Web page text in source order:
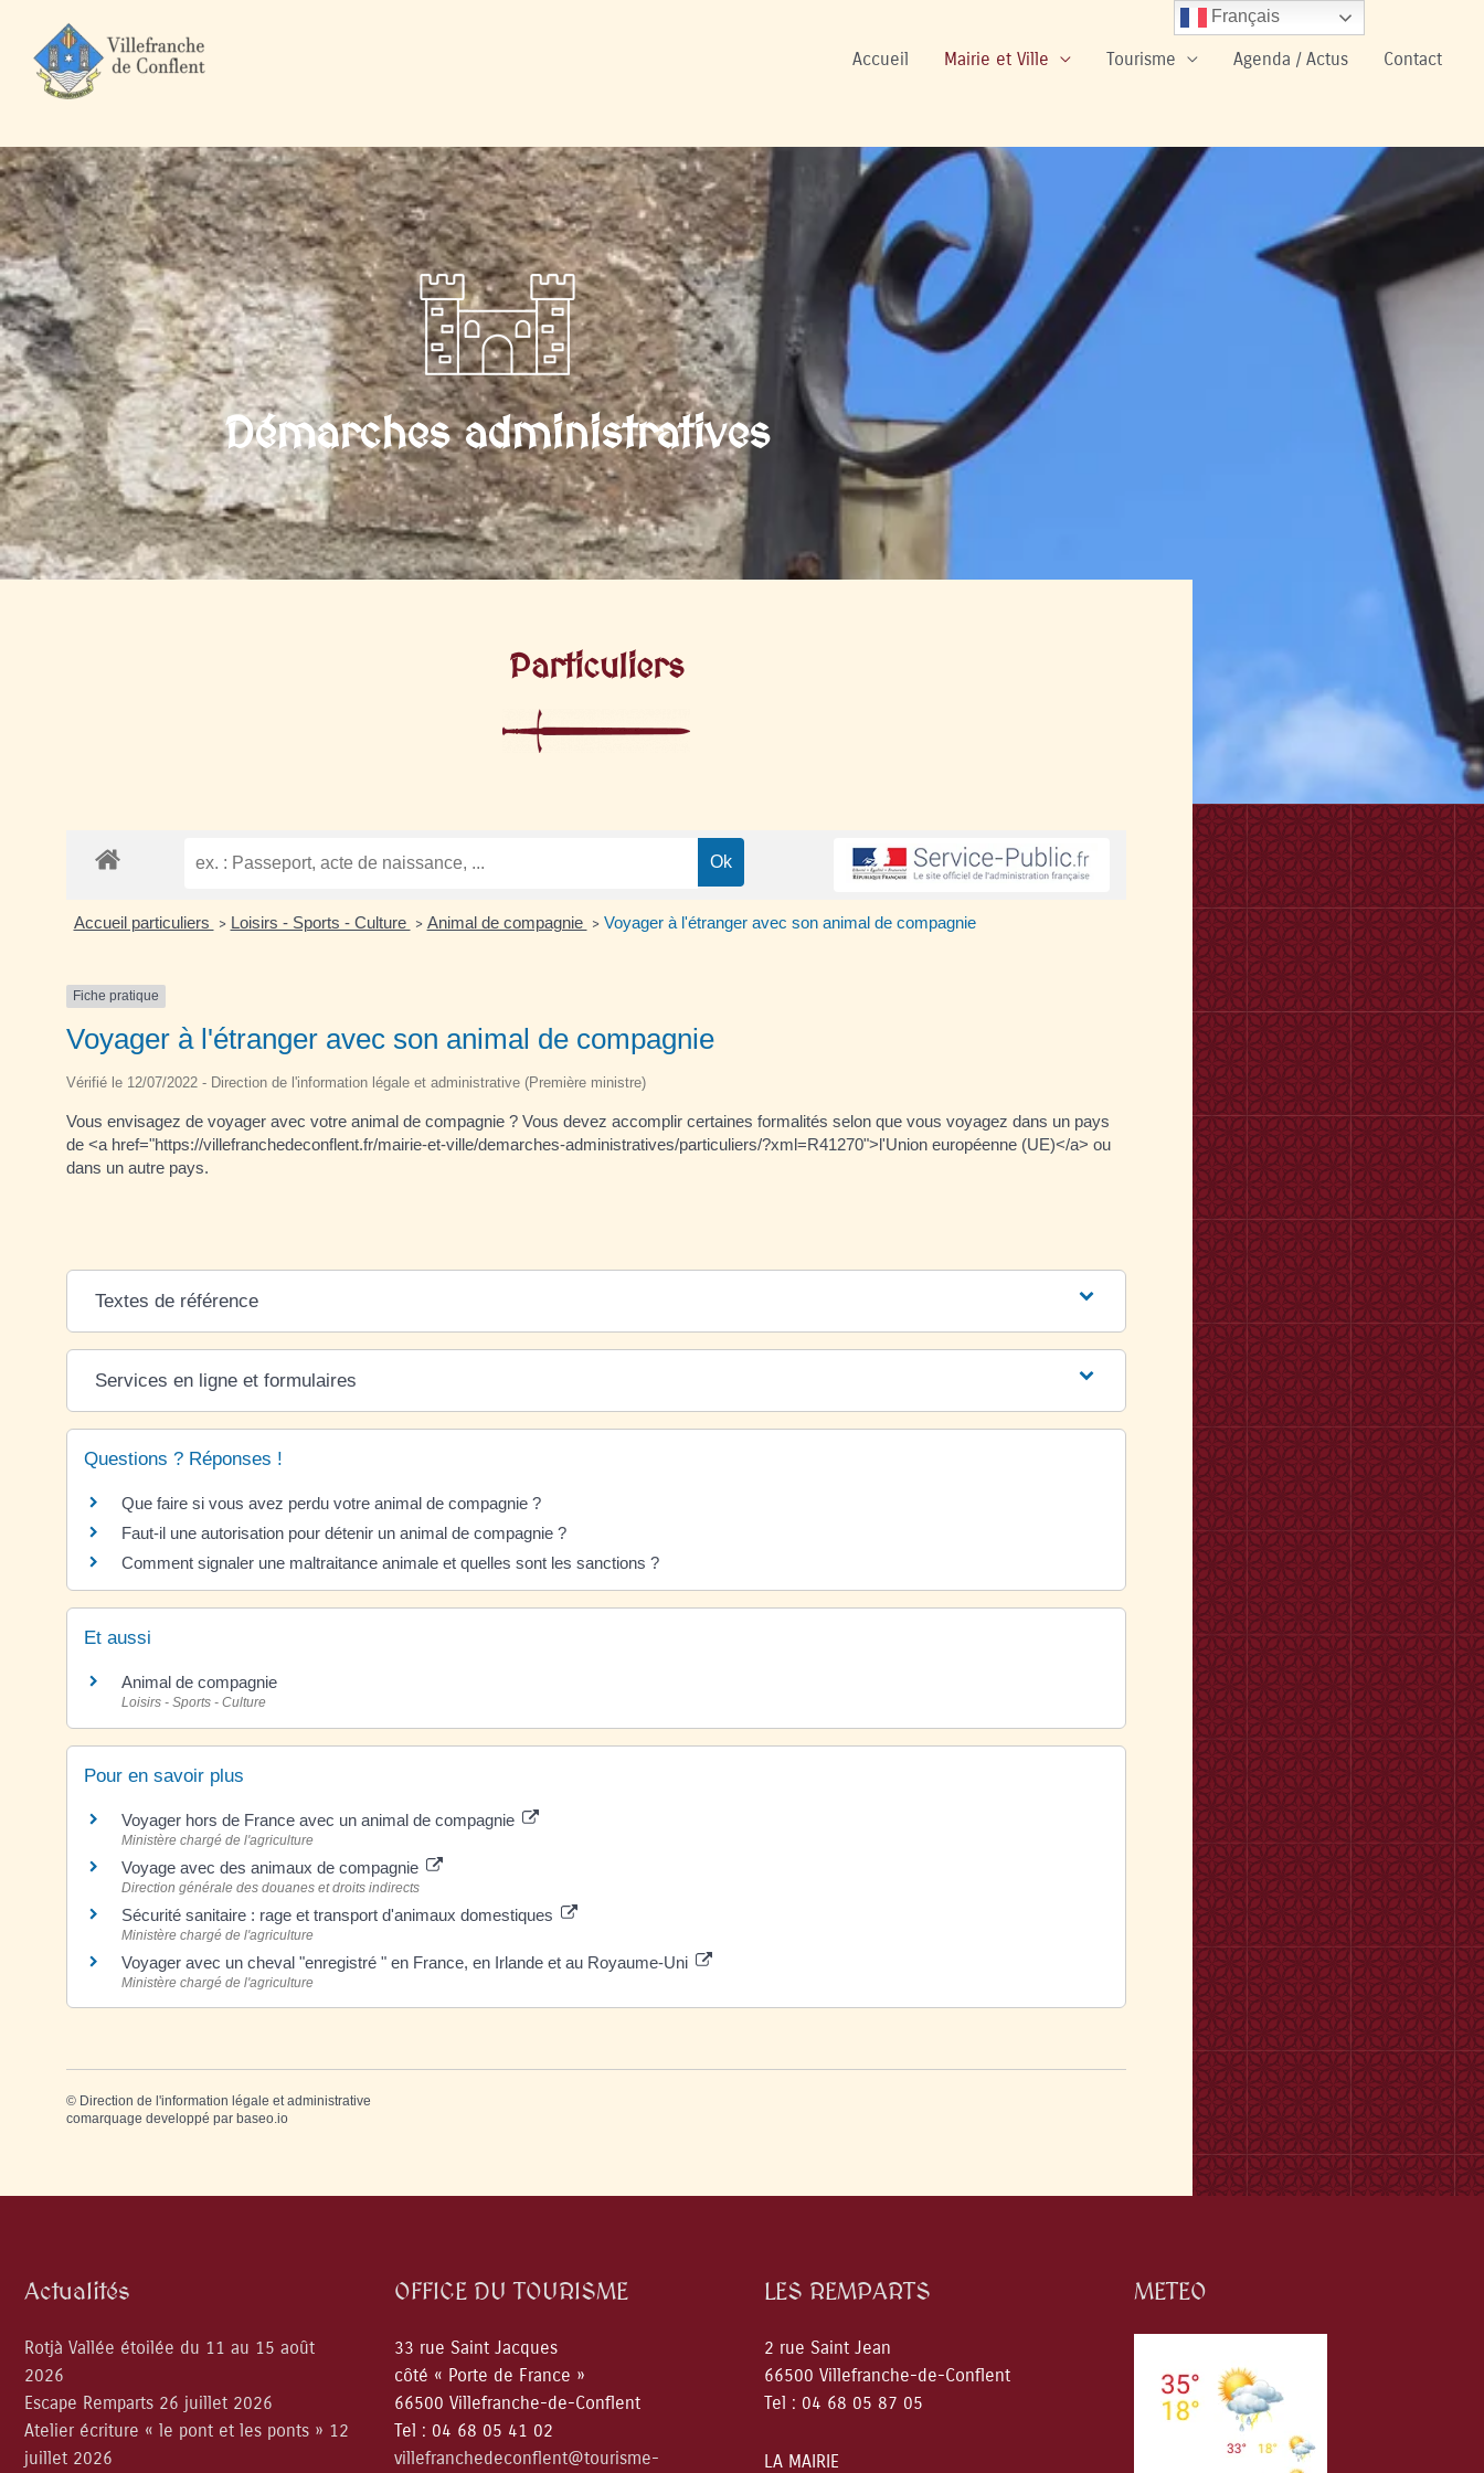
Accueil Mairie et Ville Tourisme Agenda / Actus Contact
Démarches administratives
Particuliers
Accueil particuliers > Loisirs - Sports - Culture > Animal de compagnie > Voyager à l'étranger avec son animal de compagnie
Fiche pratique
Voyager à l'étranger avec son animal de compagnie
Vérifié le 12/07/2022 - Direction de l'information légale et administrative (Première ministre)
Vous envisagez de voyager avec votre animal de compagnie ? Vous devez accomplir certaines formalités selon que vous voyagez dans un pays
de <a href="https://villefranchedeconflent.fr/mairie-et-ville/demarches-administratives/particuliers/?xml=R41270">l'Union européenne (UE)</a> ou
dans un autre pays.
Textes de référence
Services en ligne et formulaires
Questions ? Réponses !
Que faire si vous avez perdu votre animal de compagnie ?
Faut-il une autorisation pour détenir un animal de compagnie ?
Comment signaler une maltraitance animale et quelles sont les sanctions ?
Et aussi
Animal de compagnie
Loisirs - Sports - Culture
Pour en savoir plus
Voyager hors de France avec un animal de compagnie
Ministère chargé de l'agriculture
Voyage avec des animaux de compagnie
Direction générale des douanes et droits indirects
Sécurité sanitaire : rage et transport d'animaux domestiques
Ministère chargé de l'agriculture
Voyager avec un cheval "enregistré " en France, en Irlande et au Royaume-Uni
Ministère chargé de l'agriculture
© Direction de l'information légale et administrative
comarquage developpé par baseo.io
Actualités
Rotjà Vallée étoilée du 11 au 15 août
2026
Escape Remparts 26 juillet 2026
Atelier écriture « le pont et les ponts » 12
juillet 2026
OFFICE DU TOURISME
33 rue Saint Jacques
côté « Porte de France »
66500 Villefranche-de-Conflent
Tel : 04 68 05 41 02
villefranchedeconflent@tourisme-
LES REMPARTS
2 rue Saint Jean
66500 Villefranche-de-Conflent
Tel : 04 68 05 87 05
LA MAIRIE
METEO
Français